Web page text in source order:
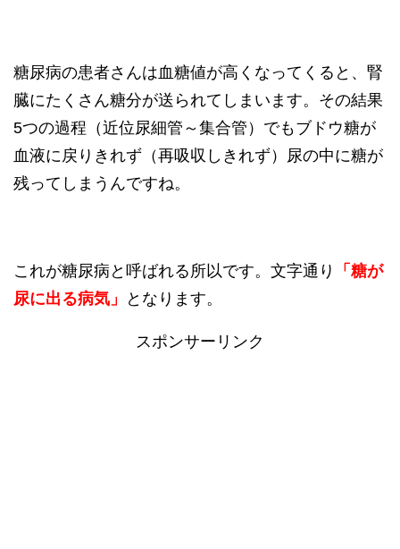
糖尿病の患者さんは血糖値が高くなってくると、腎
臓にたくさん糖分が送られてしまいます。その結果
5つの過程（近位尿細管～集合管）でもブドウ糖が
血液に戻りきれず（再吸収しきれず）尿の中に糖が
残ってしまうんですね。
これが糖尿病と呼ばれる所以です。文字通り
「糖が
尿に出る病気」
となります。
スポンサーリンク